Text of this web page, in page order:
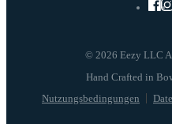
© 2026 Eezy LLC
Nutzungsbedingungen